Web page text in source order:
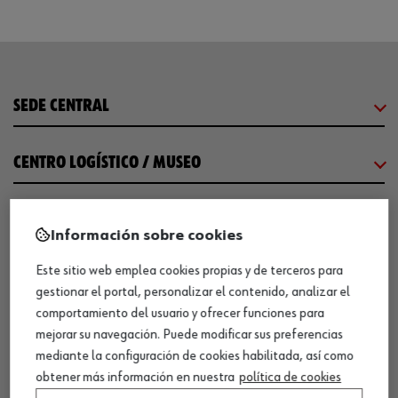
SEDE CENTRAL
CENTRO LOGÍSTICO / MUSEO
COMUNICACIÓN
WORKINWÜRTH
NUESTROS CERTIFICADOS
Información sobre cookies
Este sitio web emplea cookies propias y de terceros para
gestionar el portal, personalizar el contenido, analizar el
comportamiento del usuario y ofrecer funciones para
mejorar su navegación. Puede modificar sus preferencias
mediante la configuración de cookies habilitada, así como
obtener más información en nuestra política de cookies